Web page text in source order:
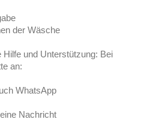
der Wäsche
und Unterstützung: Bei
an:
WhatsApp
Nachricht